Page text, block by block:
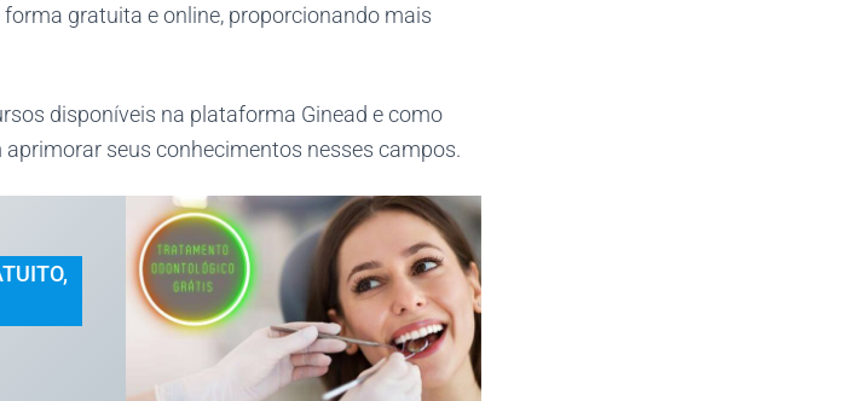
gratuita e online, proporcionando mais
disponíveis na plataforma Ginead e como
seus conhecimentos nesses campos.